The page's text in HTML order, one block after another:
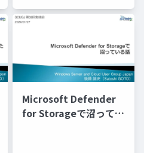
Microsoft Defender
for Storageで沼ってい